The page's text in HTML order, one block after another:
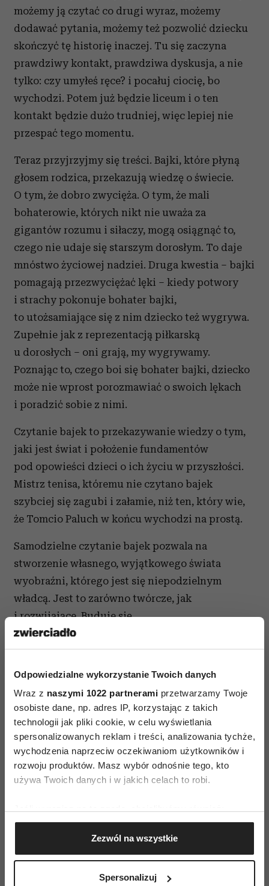
Odpowiedzialne wykorzystanie Twoich danych
Wraz z naszymi 1022 partnerami przetwarzamy Twoje
osobiste dane, np. adres IP, korzystając z takich
technologii jak pliki cookie, w celu wyświetlania
spersonalizowanych reklam i treści, analizowania tychże,
wychodzenia naprzeciw oczekiwaniom użytkowników i
rozwoju produktów. Masz wybór odnośnie tego, kto
używa Twoich danych i w jakich celach to robi.
Gromadzić dane dotyczące Twojej lokalizacji
geograficznej z dokładnością nawet do kilku metrów
Identyfikować Twoje urządzenie, aktywnie
(fingerprinting, czyli wirtualny odcisk palca)
Zezwól na wszystkie
Spersonalizuj
możemy ją czytać co drugi wyraz, możemy
dodawać pytania, możemy też pozwolić dziecku
skończyć tę historię inaczej. Tu się zaczyna
prawdziwy kontakt, prawdziwa dyskusja, a nie
tylko: czy umyłeś ręce? i pocałuj ciocię, bo
wychodzi. Potem już będzie liceum i o ten
kontakt będzie dużo trudniej, więc lepiej nie
przespać tego momentu.
Teraz przyjrzyjmy się treści. Bajki, które płyną
głosem rodzica, przekazują wiedzę o świecie.
O tym, że dobro zwycięża. O tym, że mali
bohaterowie, których nikt nie uważa za
gigantów rozumu i siłaczy, mogą osiągnąć to,
czego nie udaje się starszym dorosłym. To daje
mnóstwo życiowej nadziei. Druga kwestia – bajki
pomagają przezwyciężać lęki – kiedy potwory
i strachy pokonuje bohater bajki,
to utożsamiające się z nim dziecko też wygrywa.
Zupełnie jak z reprezentacją piłkarską
u dorosłych – oni grają, my wygrywamy.
Poznając to, czego boi się bohater bajki, dziecko
może nie wprost porozmawiać o swoich lękach
i poradzić sobie z nimi.
Czytanie bajek to przekazywanie wiedzy o tym,
jaki jest świat i położenie fundamentów
pod opowieści dzieci o ich życiu w przyszłości.
Mistrz tenisa, któremu nie czytano bajek
szybciej się zagubi i załamie, niż ten, który wie,
że Tomcio Paluch w końcu wychodzi na prostą.
Samodzielne czytanie bajek pozwala na
stworzenie własnego, wyjątkowego świata
wyobraźni, którego jest się niepodzielnym
władcą. Jest to zarówno twórcze, jak
i rozwijające. Buduje się
poczucie samodzielności i kompetencji – że sam
umiem, sam mogę odkryć, co tam się stało na
końcu historii…
No i ostatnia sprawa – od bajki już krótka droga
do teatru, do tworzenia pociągających wizji,
do zarządzania własnym zamkiem, czy np.
własnym księstwem przemysłu lekkiego. Bajki
uczą, że przeszkody dają się pokonać. To dzisiaj,
w zmieniającym się tak szybko świecie, chyba
#czytajmybajki organizowanej przez markę Ever
After High. Kampania skierowana jest do rodziców
i dzieci, pokazuje korzyści płynące z czytania